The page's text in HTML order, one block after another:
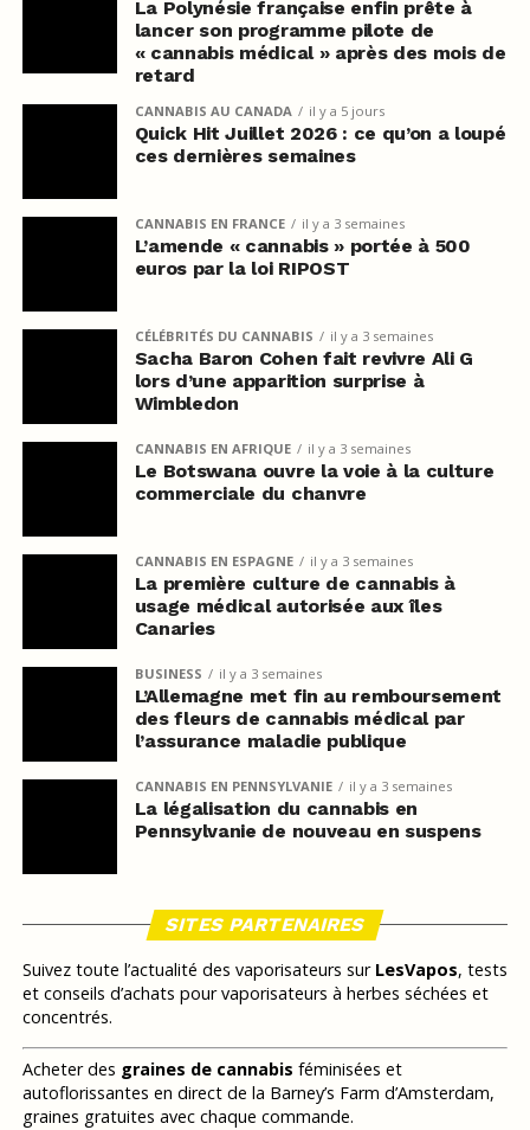
La Polynésie française enfin prête à
lancer son programme pilote de
« cannabis médical » après des mois de
retard
CANNABIS AU CANADA il y a 5 jours
Quick Hit Juillet 2026 : ce qu’on a loupé
ces dernières semaines
CANNABIS EN FRANCE il y a 3 semaines
L’amende « cannabis » portée à 500
euros par la loi RIPOST
CÉLÉBRITÉS DU CANNABIS il y a 3 semaines
Sacha Baron Cohen fait revivre Ali G
lors d’une apparition surprise à
Wimbledon
CANNABIS EN AFRIQUE il y a 3 semaines
Le Botswana ouvre la voie à la culture
commerciale du chanvre
CANNABIS EN ESPAGNE il y a 3 semaines
La première culture de cannabis à
usage médical autorisée aux îles
Canaries
BUSINESS il y a 3 semaines
L’Allemagne met fin au remboursement
des fleurs de cannabis médical par
l’assurance maladie publique
CANNABIS EN PENNSYLVANIE il y a 3 semaines
La légalisation du cannabis en
Pennsylvanie de nouveau en suspens
SITES PARTENAIRES
Suivez toute l’actualité des vaporisateurs sur LesVapos, tests
et conseils d’achats pour vaporisateurs à herbes séchées et
concentrés.
Acheter des graines de cannabis féminisées et
autoflorissantes en direct de la Barney’s Farm d’Amsterdam,
graines gratuites avec chaque commande.